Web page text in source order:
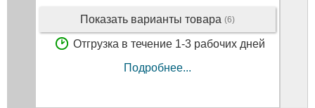
Показать варианты товара (6)
Отгрузка в течение 1-3 рабочих дней
Подробнее...